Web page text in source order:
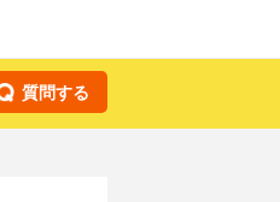
質問する